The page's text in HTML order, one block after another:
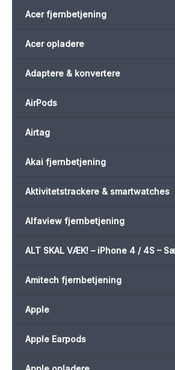
Acer fjernbetjening
Acer opladere
Adaptere & konvertere
AirPods
Airtag
Akai fjernbetjening
Aktivitetstrackere & smartwatches
Alfaview fjernbetjening
ALT SKAL VÆK! – iPhone 4 / 4S –
Amitech fjernbetjening
Apple
Apple Earpods